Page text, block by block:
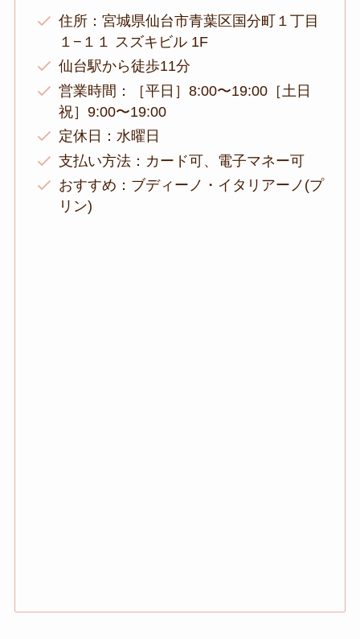
住所：宮城県仙台市青葉区国分町１丁目
１−１１ スズキビル 1F
仙台駅から徒歩11分
営業時間：［平日］8:00〜19:00［土日
祝］9:00〜19:00
定休日：水曜日
支払い方法：カード可、電子マネー可
おすすめ：ブディーノ・イタリアーノ(プ
リン)